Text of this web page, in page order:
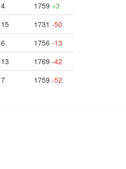
4 1759 +3
15 1731 -50
6 1756 -13
13 1769 -42
7 1759 -52